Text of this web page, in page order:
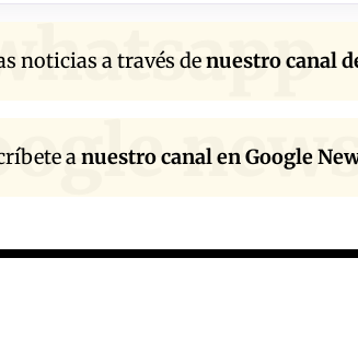
noticias a través denuestro canal
anuestro canal en Google